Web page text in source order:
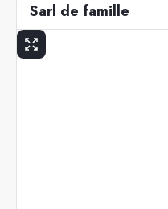
Sarl de famille